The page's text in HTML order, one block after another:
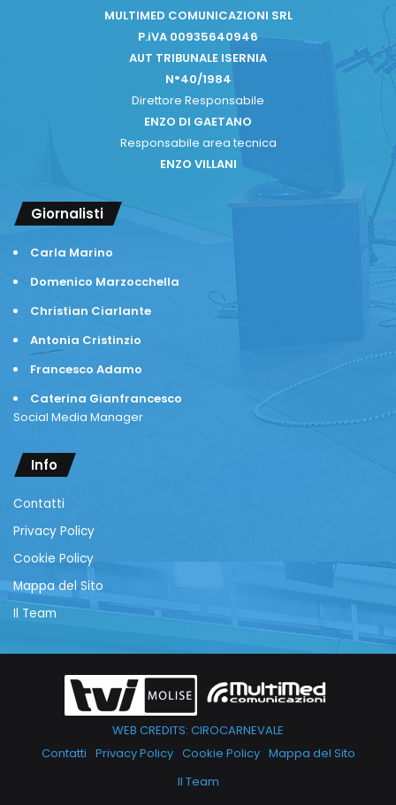
MULTIMED COMUNICAZIONI SRL
P.iVA 00935640946
AUT TRIBUNALE ISERNIA
N°40/1984
Direttore Responsabile
ENZO DI GAETANO
Responsabile area tecnica
ENZO VILLANI
Giornalisti
Carla Marino
Domenico Marzocchella
Christian Ciarlante
Antonia Cristinzio
Francesco Adamo
Caterina Gianfrancesco
Social Media Manager
Info
Contatti
Privacy Policy
Cookie Policy
Mappa del Sito
Il Team
WEB CREDITS: CIROCARNEVALE
Contatti Privacy Policy Cookie Policy Mappa del Sito
Il Team